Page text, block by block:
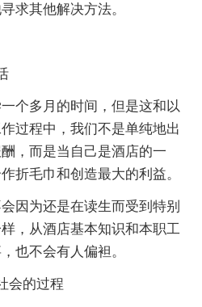
求其他解决方法。
个多月的时间，但是这和以
过程中，我们不是单纯地出
，而是当自己是酒店的一
折毛巾和创造最大的利益。
因为还是在读生而受到特别
，从酒店基本知识和本职工
也不会有人偏袒。
会的过程